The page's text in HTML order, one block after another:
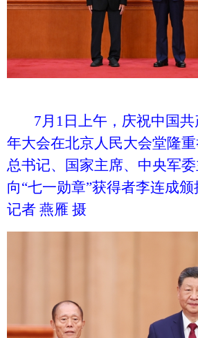
7月1日上午，庆祝中国共
年大会在北京人民大会堂隆
总书记、国家主席、中央军
向“七一勋章”获得者李连成
记者 燕雁 摄